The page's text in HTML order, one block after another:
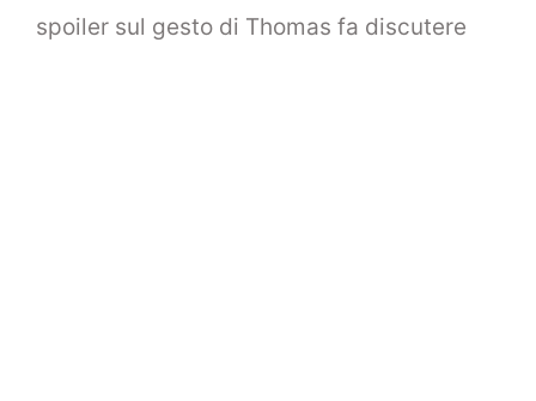
spoiler sul gesto di Thomas fa discutere